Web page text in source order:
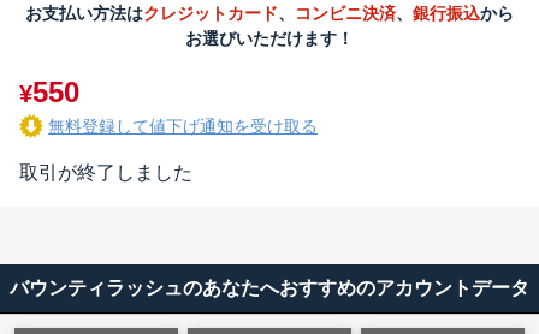
お支払い方法はクレジットカード、 コンビニ決済、 銀行振込から
お選びいただけます！
¥550
無料登録して値下げ通知を受け取る
取引が終了しました
バウンティラッシュのあなたへおすすめのアカウントデータ